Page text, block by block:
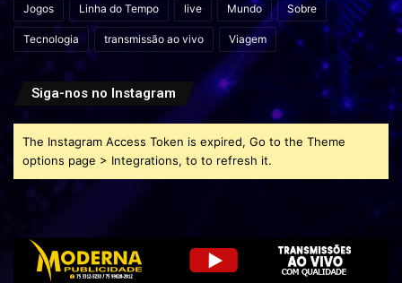
Jogos Linha do Tempo live Mundo Sobre
Tecnologia transmissão ao vivo Viagem
Siga-nos no Instagram
The Instagram Access Token is expired, Go to the Theme
options page > Integrations, to to refresh it.